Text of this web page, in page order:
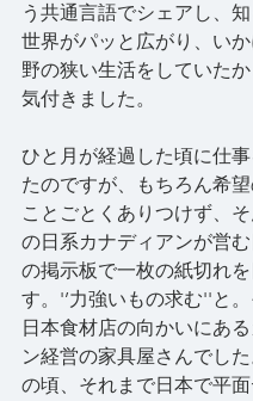
う共通言語でシェアし、
世界がパッと広がり、い
野の狭い生活をしていた
気付きました。
ひと月が経過した頃に仕
たのですが、もちろん希
ことごとくありつけず、
の日系カナディアンが営
の掲示板で一枚の紙切れを
す。'’力強いもの求む''と
日本食材店の向かいにあ
ン経営の家具屋さんでし
の頃、それまで日本で平